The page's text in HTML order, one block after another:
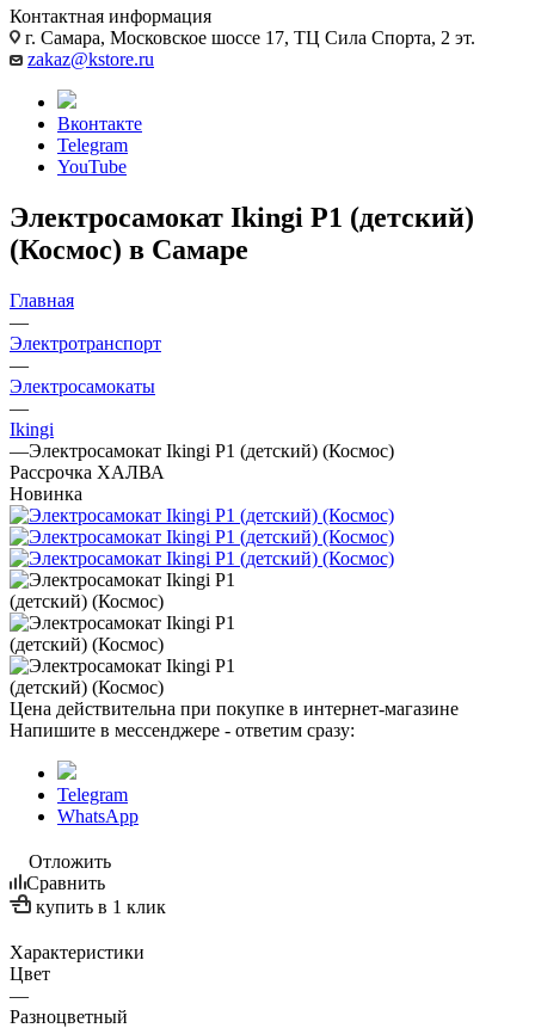
Контактная информация
г. Самара, Московское шоссе 17, ТЦ Сила Спорта, 2 эт.
zakaz@kstore.ru
Вконтакте
Telegram
YouTube
Электросамокат Ikingi P1 (детский)
(Космос) в Самаре
Главная
—
Электротранспорт
—
Электросамокаты
—
Ikingi
—Электросамокат Ikingi P1 (детский) (Космос)
Рассрочка ХАЛВА
Новинка
Цена действительна при покупке в интернет-магазине
Напишите в мессенджере - ответим сразу:
Telegram
WhatsApp
Отложить
Сравнить
купить в 1 клик
Характеристики
Цвет
—
Разноцветный